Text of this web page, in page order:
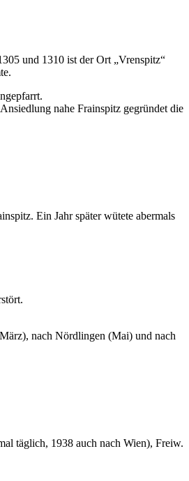
und 1310 ist der Ort „Vrenspitz“
nahe Frainspitz gegründet die
Ein Jahr später wütete abermals
nach Nördlingen (Mai) und nach
täglich, 1938 auch nach Wien), Freiw.